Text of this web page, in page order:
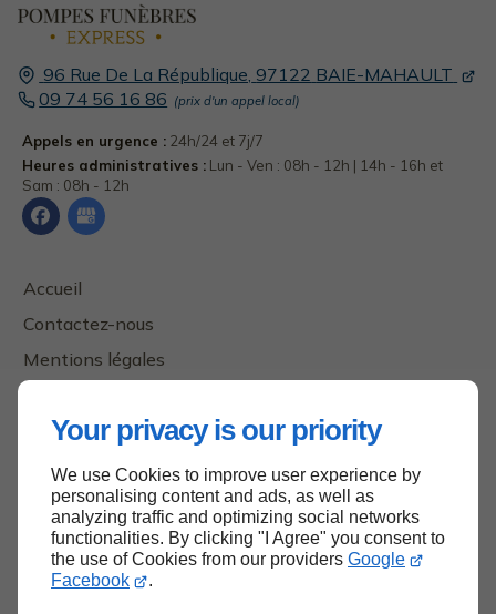
Your privacy is our priority
We use Cookies to improve user experience by
personalising content and ads, as well as
analyzing traffic and optimizing social networks
functionalities. By clicking "I Agree" you consent to
the use of Cookies from our providers Google
Facebook
.
96 Rue De La République, 97122 BAIE-MAHAULT
09 74 56 16 86
Appels en urgence : 24h/24 et 7j/7
Heures administratives : Lun - Ven : 08h - 12h | 14h - 16h et
Sam : 08h - 12h
Accueil
Contactez-nous
Mentions légales
Haut de page